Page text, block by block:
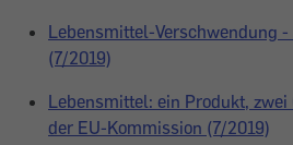
Lebensmittel-Verschwendung
(7/2019)
Lebensmittel: ein Produkt,
der EU-Kommission (7/2019)